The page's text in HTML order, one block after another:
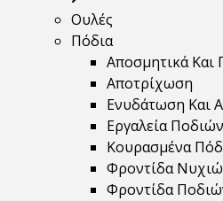
Ουλές
Πόδια
Αποσμητικά Και
Αποτρίχωση
Ενυδάτωση Και
Εργαλεία
Κουρασμένα
Φροντίδα
Φροντίδα